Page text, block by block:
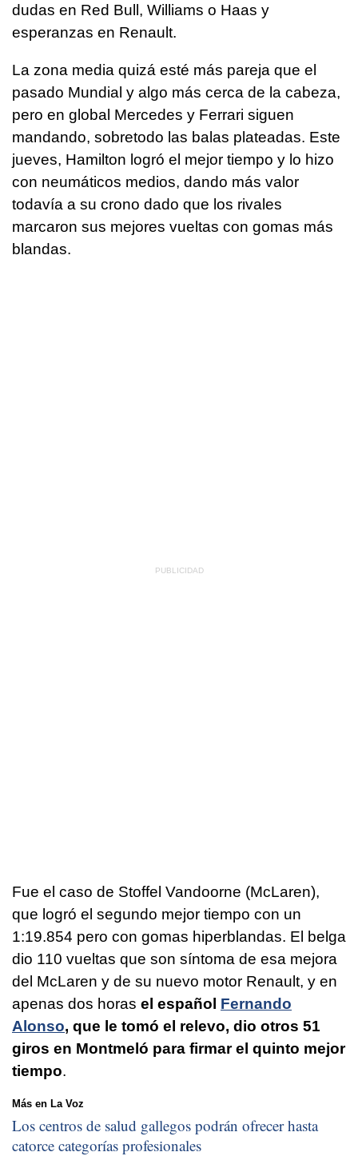
dudas en Red Bull, Williams o Haas y
esperanzas en Renault.
La zona media quizá esté más pareja que el
pasado Mundial y algo más cerca de la cabeza,
pero en global Mercedes y Ferrari siguen
mandando, sobretodo las balas plateadas. Este
jueves, Hamilton logró el mejor tiempo y lo hizo
con neumáticos medios, dando más valor
todavía a su crono dado que los rivales
marcaron sus mejores vueltas con gomas más
blandas.
Fue el caso de Stoffel Vandoorne (McLaren),
que logró el segundo mejor tiempo con un
1:19.854 pero con gomas hiperblandas. El belga
dio 110 vueltas que son síntoma de esa mejora
del McLaren y de su nuevo motor Renault, y en
apenas dos horas el español Fernando
Alonso, que le tomó el relevo, dio otros 51
giros en Montmeló para firmar el quinto mejor
tiempo.
Más en La Voz
Los centros de salud gallegos podrán ofrecer hasta
catorce categorías profesionales